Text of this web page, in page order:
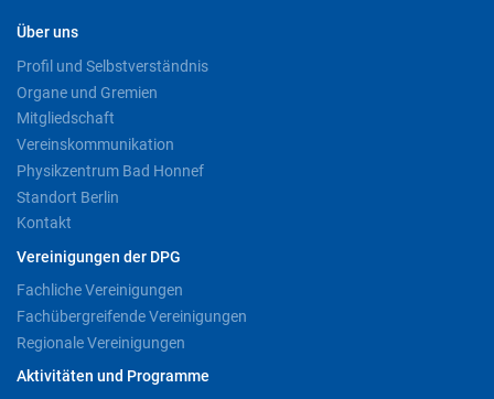
Über uns
Profil und Selbstverständnis
Organe und Gremien
Mitgliedschaft
Vereinskommunikation
Physikzentrum Bad Honnef
Standort Berlin
Kontakt
Vereinigungen der DPG
Fachliche Vereinigungen
Fachübergreifende Vereinigungen
Regionale Vereinigungen
Aktivitäten und Programme